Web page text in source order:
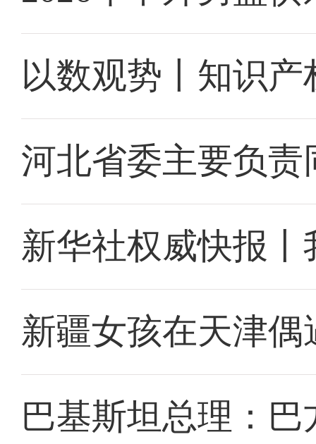
以数观势丨知识
河北省委主要负
新华社权威快报
新疆女孩在天津
巴基斯坦总理：